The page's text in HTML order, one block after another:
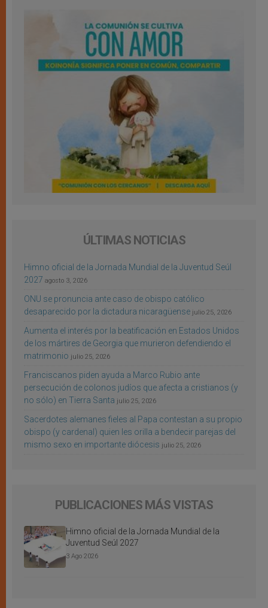
ÚLTIMAS NOTICIAS
Himno oficial de la Jornada Mundial de la Juventud Seúl
2027 agosto 3, 2026
ONU se pronuncia ante caso de obispo católico
desaparecido por la dictadura nicaragüense julio 25, 2026
Aumenta el interés por la beatificación en Estados Unidos
de los mártires de Georgia que murieron defendiendo el
matrimonio julio 25, 2026
Franciscanos piden ayuda a Marco Rubio ante
persecución de colonos judíos que afecta a cristianos (y
no sólo) en Tierra Santa julio 25, 2026
Sacerdotes alemanes fieles al Papa contestan a su propio
obispo (y cardenal) quien les orilla a bendecir parejas del
mismo sexo en importante diócesis julio 25, 2026
PUBLICACIONES MÁS VISTAS
Himno oficial de la Jornada Mundial de la
Juventud Seúl 2027
3 Ago 2026